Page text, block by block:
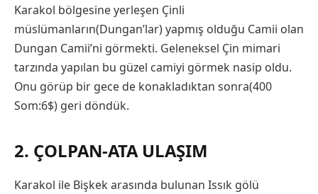
Karakol bölgesine yerleşen Çinli
müslümanların(Dungan’lar) yapmış olduğu Camii olan
Dungan Camii’ni görmekti. Geleneksel Çin mimari
tarzında yapılan bu güzel camiyi görmek nasip oldu.
Onu görüp bir gece de konakladıktan sonra(400
Som:6$) geri döndük.
2. ÇOLPAN-ATA ULAŞIM
Karakol ile Bişkek arasında bulunan Issık gölü